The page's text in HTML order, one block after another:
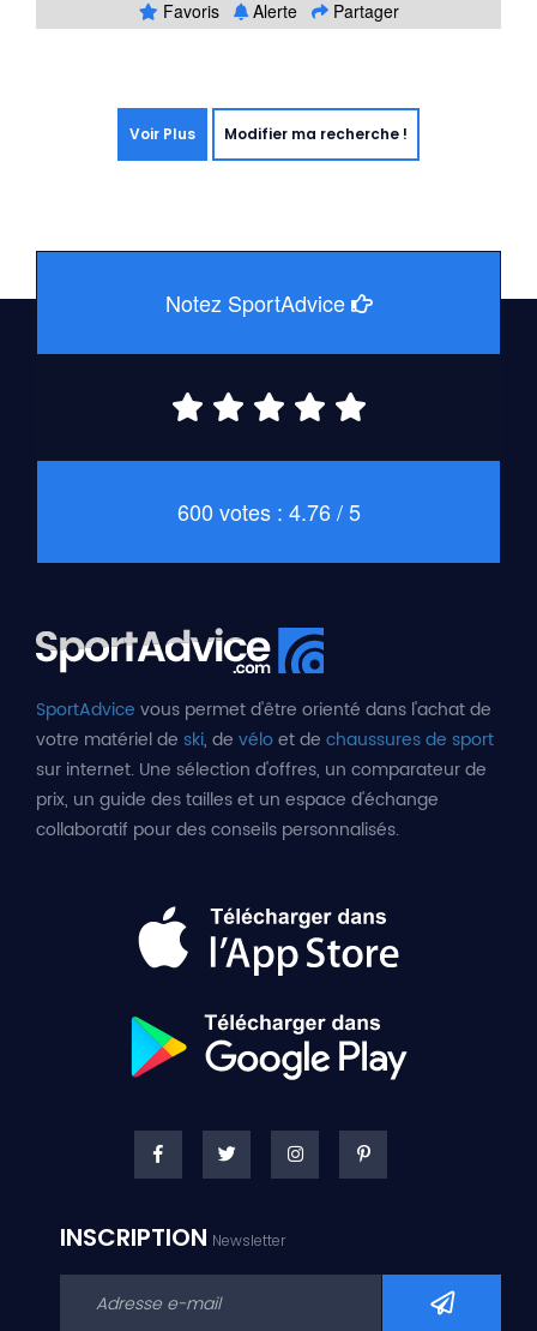
Favoris
Alerte Partager
Voir Plus Modifier ma recherche !
Notez SportAdvice
600 votes : 4.76 / 5
SportAdvice vous permet d'être orienté dans l'achat de
votre matériel de ski, de véloet de chaussures de sport
sur internet. Une sélection d'offres, un comparateur de
prix, un guide des tailles et un espace d'échange
collaboratif pour des conseils personnalisés.
INSCRIPTION Newsletter